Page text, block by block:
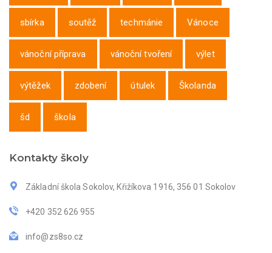
sbírka soutěž techmánie Vánoce
vánoční příprava vánoční tvoření výlet
výtěžek zdobení útulek Školanda
šd škola
Kontakty školy
Základní škola Sokolov, Křižíkova 1916, 356 01 Sokolov
+420 352 626 955
info@zs8so.cz